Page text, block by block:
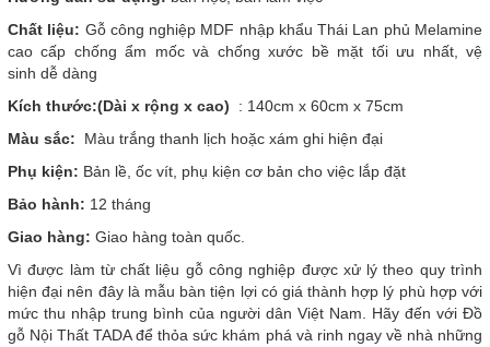
Chất liệu: Gỗ công nghiệp MDF nhập khẩu Thái Lan phủ Melamine
cao cấp chống ẩm mốc và chống xước bề mặt tối ưu nhất, vệ
sinh dễ dàng
Kích thước:(Dài x rộng x cao)
: 140cm x 60cm x 75cm
Màu sắc:
Màu trắng thanh lịch hoặc xám ghi hiện đại
Phụ kiện: Bản lề, ốc vít, phụ kiện cơ bản cho việc lắp đặt
Bảo hành: 12 tháng
Giao hàng: Giao hàng toàn quốc.
Vì được làm từ chất liệu gỗ công nghiệp được xử lý theo quy trình
hiện đại nên đây là mẫu bàn tiện lợi có giá thành hợp lý phù hợp với
mức thu nhập trung bình của người dân Việt Nam. Hãy đến với Đồ
gỗ Nội Thất TADA để thỏa sức khám phá và rinh ngay về nhà những